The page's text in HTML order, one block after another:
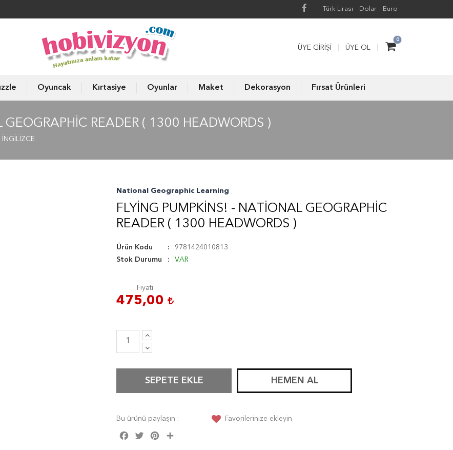
Türk Lirası Dolar Euro
0
ÜYE GIRIŞI ÜYE OL
Oyuncak Kırtasiye Oyunlar Maket Dekorasyon Fırsat Ürünleri
READER ( 1300 HEADWORDS )
İNGİLİZCE
National Geographic Learning
FLYING PUMPKINS! - NATIONAL GEOGRAPHIC
READER ( 1300 HEADWORDS )
Ürün Kodu
9781424010813
Stok Durumu
VAR
Fiyatı
475,00
SEPETE EKLE HEMEN AL
Bu ürünü paylaşın :
Facebook
Twitter Pinterest
Favorilerinize ekleyin